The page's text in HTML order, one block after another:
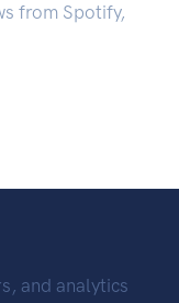
from Spotify,
and analytics